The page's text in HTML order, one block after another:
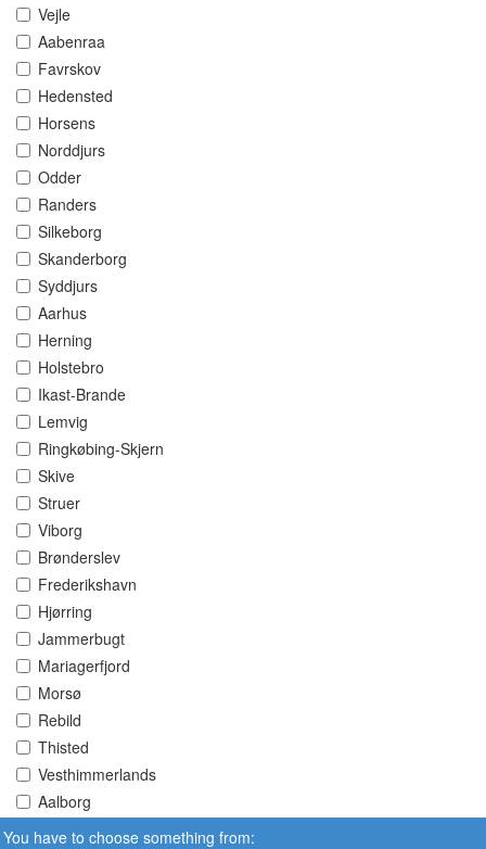
Vejle
Aabenraa
Favrskov
Hedensted
Horsens
Norddjurs
Odder
Randers
Silkeborg
Skanderborg
Syddjurs
Aarhus
Herning
Holstebro
Ikast-Brande
Lemvig
Ringkøbing-Skjern
Skive
Struer
Viborg
Brønderslev
Frederikshavn
Hjørring
Jammerbugt
Mariagerfjord
Morsø
Rebild
Thisted
Vesthimmerlands
Aalborg
You have to choose something from: